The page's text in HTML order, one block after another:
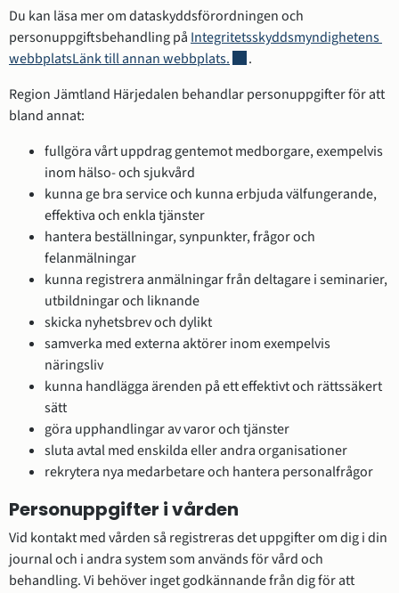
Du kan läsa mer om dataskyddsförordningen och
personuppgiftsbehandling på Integritetsskyddsmyndighetens
webbplatsLänk till annan webbplats.Länk till annan webbplats,
.
Region Jämtland Härjedalen behandlar personuppgifter för att
bland annat:
fullgöra vårt uppdrag gentemot medborgare, exempelvis
inom hälso- och sjukvård
kunna ge bra service och kunna erbjuda välfungerande,
effektiva och enkla tjänster
hantera beställningar, synpunkter, frågor och
felanmälningar
kunna registrera anmälningar från deltagare i seminarier,
utbildningar och liknande
skicka nyhetsbrev och dylikt
samverka med externa aktörer inom exempelvis
näringsliv
kunna handlägga ärenden på ett effektivt och rättssäkert
sätt
göra upphandlingar av varor och tjänster
sluta avtal med enskilda eller andra organisationer
rekrytera nya medarbetare och hantera personalfrågor
Personuppgifter i vården
Vid kontakt med vården så registreras det uppgifter om dig i din
journal och i andra system som används för vård och
behandling. Vi behöver inget godkännande från dig för att